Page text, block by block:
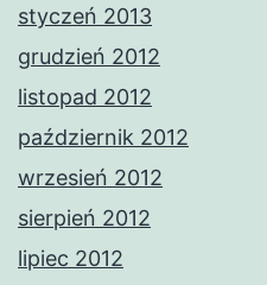
styczeń 2013
grudzień 2012
listopad 2012
październik 2012
wrzesień 2012
sierpień 2012
lipiec 2012